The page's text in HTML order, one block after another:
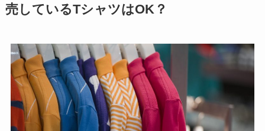
売しているTシャツはOK？